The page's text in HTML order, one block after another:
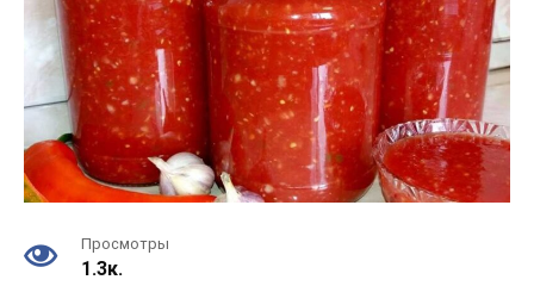
Просмотры
1.3к.